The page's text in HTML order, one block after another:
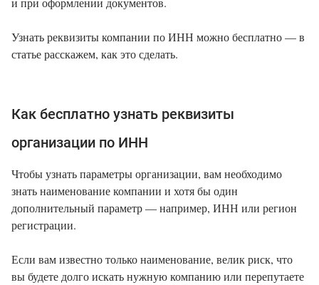
Узнать реквизиты компании по ИНН можно бесплатно — в
статье расскажем, как это сделать.
Как бесплатно узнать реквизиты
организации по ИНН
Чтобы узнать параметры организации, вам необходимо
знать наименование компании и хотя бы один
дополнительный параметр — например, ИНН или регион
регистрации.
Если вам известно только наименование, велик риск, что
вы будете долго искать нужную компанию или перепутаете